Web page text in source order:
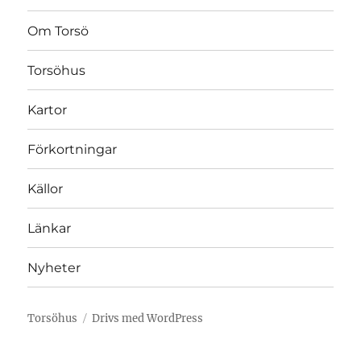
Om Torsö
Torsöhus
Kartor
Förkortningar
Källor
Länkar
Nyheter
Torsöhus Drivs med WordPress